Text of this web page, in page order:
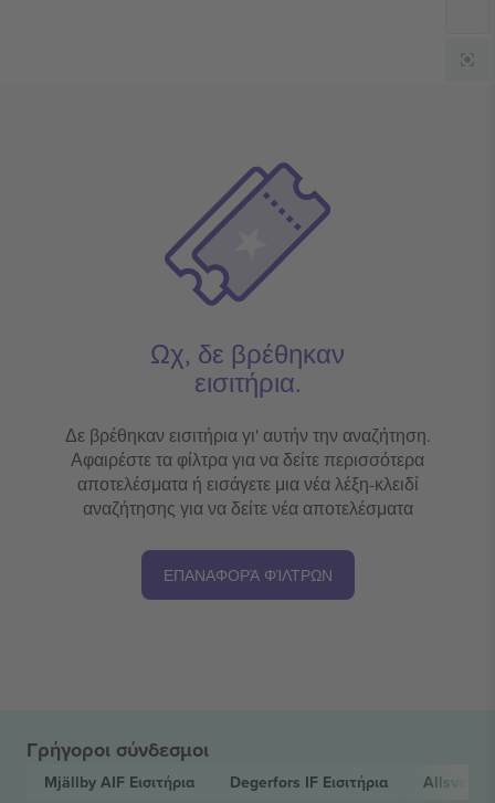
Ωχ, δε βρέθηκαν
εισιτήρια.
Δε βρέθηκαν εισιτήρια γι' αυτήν την αναζήτηση.
Αφαιρέστε τα φίλτρα για να δείτε περισσότερα
αποτελέσματα ή εισάγετε μια νέα λέξη-κλειδί
αναζήτησης για να δείτε νέα αποτελέσματα
ΕΠΑΝΑΦΟΡΆ ΦΊΛΤΡΩΝ
Γρήγοροι σύνδεσμοι
Mjällby AIF Εισιτήρια Degerfors IF Εισιτήρια